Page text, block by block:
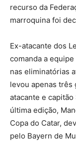
recurso da
marroquina foi
Ex-atacante dos
comanda a
nas eliminatórias
levou apenas três
atacante e
última edição,
Copa do Catar,
pelo Bayern de